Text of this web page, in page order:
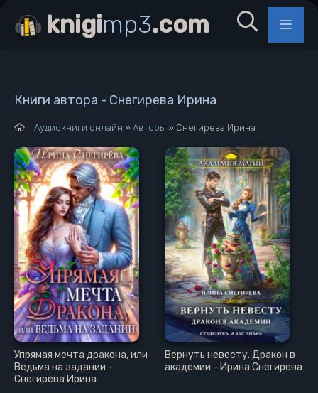
Книги автора - Снегирева Ирина
Аудиокниги онлайн » Авторы » Снегирева Ирина
Упрямая мечта дракона, или
Ведьма на задании -
Снегирева Ирина
Вернуть невесту. Дракон в
академии - Ирина Снегирева
knigimp3.com